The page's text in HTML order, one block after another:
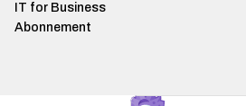
IT for Business
Abonnement